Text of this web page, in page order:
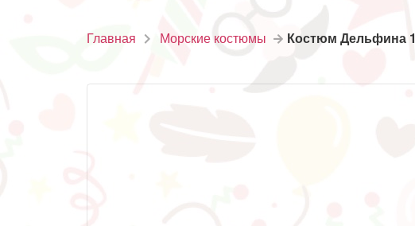
Главная Морские костюмы Костюм Дельфина 1